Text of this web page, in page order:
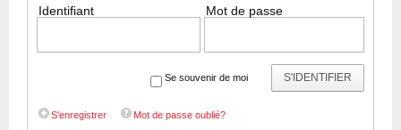
Identifiant Mot de passe
S'IDENTIFIER
Se souvenir de moi
S'enregistrer Mot de passe oublié?